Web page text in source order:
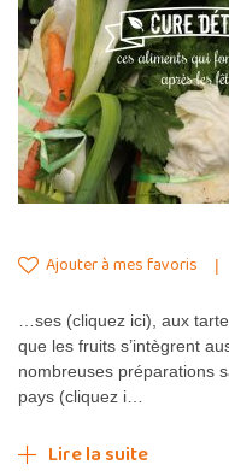
Ajouter à mes favoris
…ses (cliquez ici), aux
que les fruits s’intègrent
nombreuses préparations
pays (cliquez i…
Lire la suite